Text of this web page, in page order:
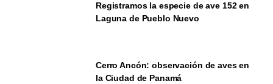
Registramos la especie de ave 152 en
Laguna de Pueblo Nuevo
Cerro Ancón: observación de aves en
la Ciudad de Panamá